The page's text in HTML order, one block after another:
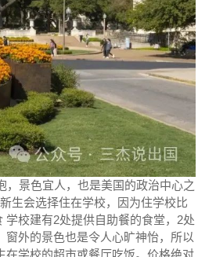
景色宜人，也是美国的政治中心之
生会选择住在学校，因为住学校比
校建有2处提供自助餐的食堂，2处
外的景色也是令人心旷神怡，所以
在学校的超市或餐厅吃饭。价格绝对